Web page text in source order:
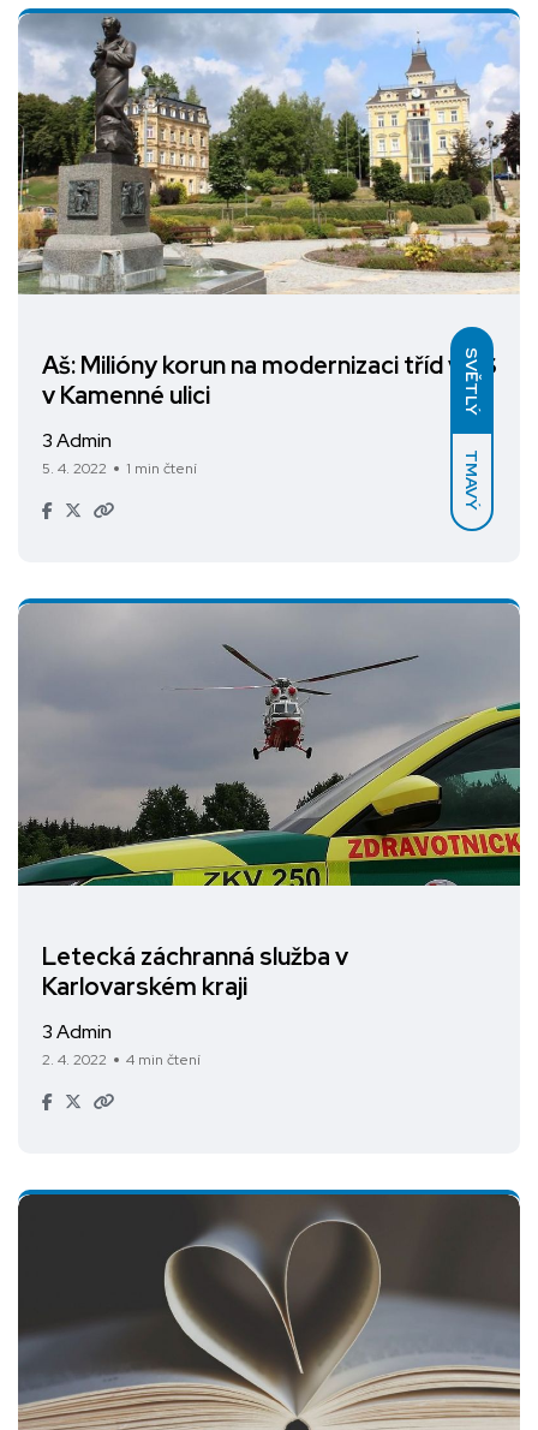
SVĚTLÝ
TMAVÝ
Aš: Milióny korun na modernizaci tříd v ZŠ
v Kamenné ulici
3 Admin
5. 4. 2022 1 min čtení
Letecká záchranná služba v
Karlovarském kraji
3 Admin
2. 4. 2022 4 min čtení